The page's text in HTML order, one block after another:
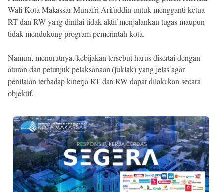
Wali Kota Makassar Munafri Arifuddin untuk mengganti ketua
RT dan RW yang dinilai tidak aktif menjalankan tugas maupun
tidak mendukung program pemerintah kota.
Namun, menurutnya, kebijakan tersebut harus disertai dengan
aturan dan petunjuk pelaksanaan (juklak) yang jelas agar
penilaian terhadap kinerja RT dan RW dapat dilakukan secara
objektif.